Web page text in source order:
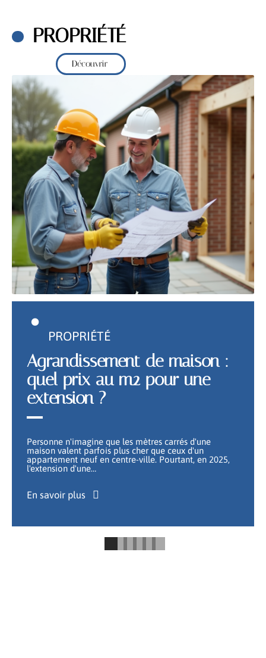
PROPRIÉTÉ
Découvrir
PROPRIÉTÉ
Agrandissement de maison :
quel prix au m2 pour une
extension ?
Personne n'imagine que les mètres carrés d'une
maison valent parfois plus cher que ceux d'un
appartement neuf en centre-ville. Pourtant, en 2025,
l'extension d'une…
En savoir plus